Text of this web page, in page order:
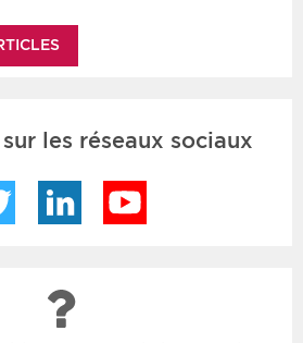
les réseaux sociaux
Twitter LinkedIn